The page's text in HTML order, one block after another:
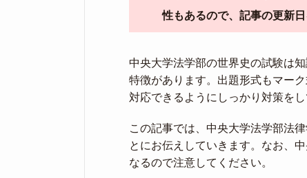
性もあるので、記事の更新
中央大学法学部の世界史の試験は
特徴があります。出題形式もマー
対応できるようにしっかり対策をし
この記事では、中央大学法学部法
とにお伝えしていきます。なお、
なるので注意してください。